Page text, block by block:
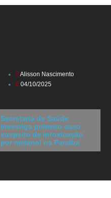
Alisson Nascimento
04/10/2025
Secretaria de Saúde
investiga primeiro caso
suspeito de intoxicação
por metanol na Paraíba